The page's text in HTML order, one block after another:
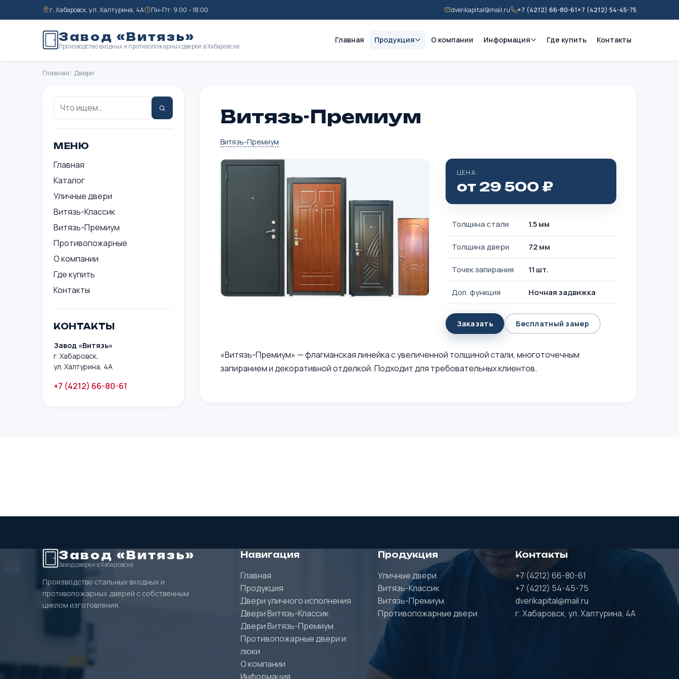
г. Хабаровск, ул. Халтурина, 4А Пн-Пт: 9:00 - 18:00 dverikapital@mail.ru +7 (4212) 66-80-61+7 (4212) 54-45-75
Завод «Витязь»
Производство входных и противопожарных дверей в Хабаровске
Главная Продукция О компании Информация Где купить Контакты
Главная Двери
Поиск:
Найти
МЕНЮ
Главная
Каталог
Уличные двери
Витязь-Классик
Витязь-Премиум
Противопожарные
О компании
Где купить
Контакты
КОНТАКТЫ
Завод «Витязь»
г. Хабаровск,
ул. Халтурина, 4А
+7 (4212) 66-80-61
Витязь-Премиум
Витязь-Премиум
ЦЕНА:
от 29 500 ₽
Толщина стали 1.5 мм
Толщина двери 72 мм
Точек запирания 11 шт.
Доп. функция Ночная задвижка
Заказать Бесплатный замер
«Витязь-Премиум» — флагманская линейка с увеличенной толщиной стали, многоточечным
запиранием и декоративной отделкой. Подходит для требовательных клиентов.
Завод «Витязь»
Завод дверей в Хабаровске
Производство стальных входных и
противопожарных дверей с собственным
циклом изготовления.
Навигация
Главная
Продукция
Двери уличного исполнения
Двери Витязь-Классик
Двери Витязь-Премиум
Противопожарные двери и
люки
О компании
Информация
Продукция
Уличные двери
Витязь-Классик
Витязь-Премиум
Противопожарные двери
Контакты
+7 (4212) 66-80-61
+7 (4212) 54-45-75
dverikapital@mail.ru
г. Хабаровск, ул. Халтурина, 4А